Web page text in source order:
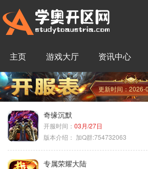
主页 游戏大厅 资讯中心
更新时间：2026-
奇缘沉默
开服时间： 03月/27日
版本介绍： 加Q群:754732063
专属荣耀大陆